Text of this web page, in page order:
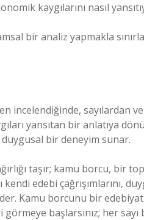
kaygılarını nasıl
bir analiz yapmakla
incelendiğinde, sayılardan
yansıtan bir anlatıya
bir deneyim sunar.
taşır; kamu borcu,
edebi çağrışımlarını,
Kamu borcunu bir
başlarsınız; her